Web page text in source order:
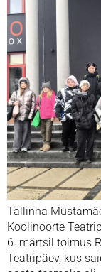
Tallinna
Koolinoorte
6. märtsil toimus
Teatripäev, kus